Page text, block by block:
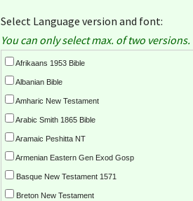
Select Language version and font:
You can only select max. of two versions.
Afrikaans 1953 Bible
Albanian Bible
Amharic New Testament
Arabic Smith 1865 Bible
Aramaic Peshitta NT
Armenian Eastern Gen Exod Gosp
Basque New Testament 1571
Breton New Testament